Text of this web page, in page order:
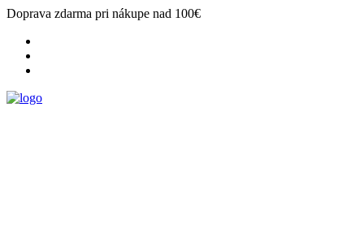
Doprava zdarma pri nákupe nad 100€